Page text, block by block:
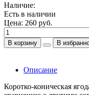
Наличие:
Есть в наличии
Цена: 260 руб.
В корзину В
Описание
Коротко-коническая